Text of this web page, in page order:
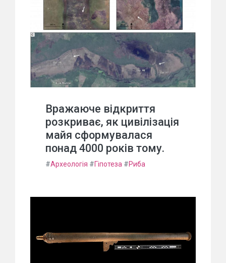
Вражаюче відкриття
розкриває, як цивілізація
майя сформувалася
понад 4000 років тому.
#Археологія #Гіпотеза #Риба